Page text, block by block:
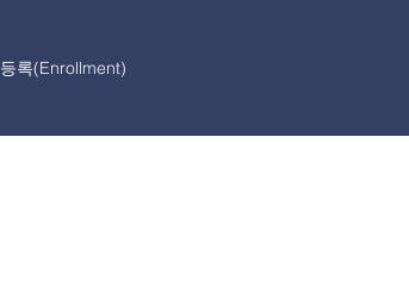
등록(Enrollment)